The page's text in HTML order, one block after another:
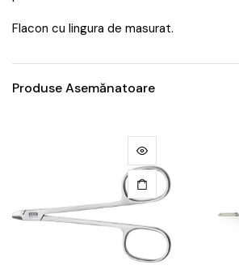
Flacon cu lingura de masurat.
Produse Asemănatoare